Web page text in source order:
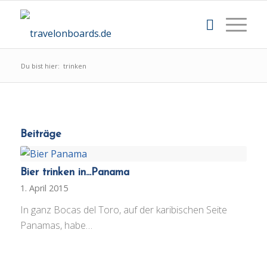
Du bist hier: trinken
Beiträge
Bier trinken in...Panama
1. April 2015
In ganz Bocas del Toro, auf der karibischen Seite
Panamas, habe…